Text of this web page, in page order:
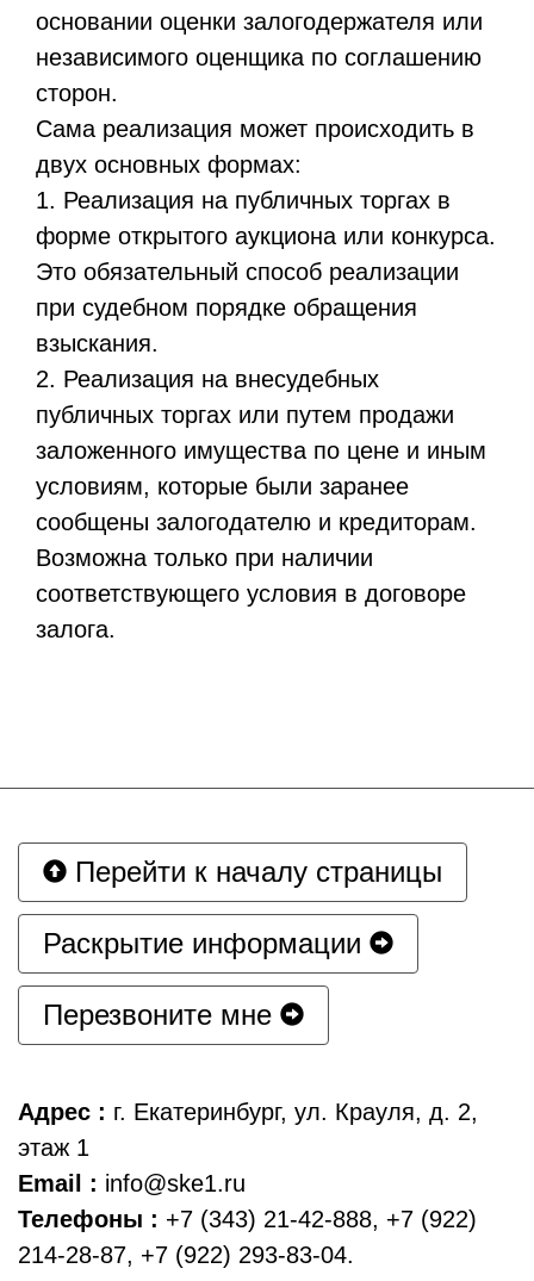
основании оценки залогодержателя или
независимого оценщика по соглашению
сторон.
Сама реализация может происходить в
двух основных формах:
1. Реализация на публичных торгах в
форме открытого аукциона или конкурса.
Это обязательный способ реализации
при судебном порядке обращения
взыскания.
2. Реализация на внесудебных
публичных торгах или путем продажи
заложенного имущества по цене и иным
условиям, которые были заранее
сообщены залогодателю и кредиторам.
Возможна только при наличии
соответствующего условия в договоре
залога.
Перейти к началу страницы
Раскрытие информации
Перезвоните мне
Адрес : г. Екатеринбург, ул. Крауля, д. 2,
этаж 1
Email : info@ske1.ru
Телефоны : +7 (343) 21-42-888, +7 (922)
214-28-87, +7 (922) 293-83-04.